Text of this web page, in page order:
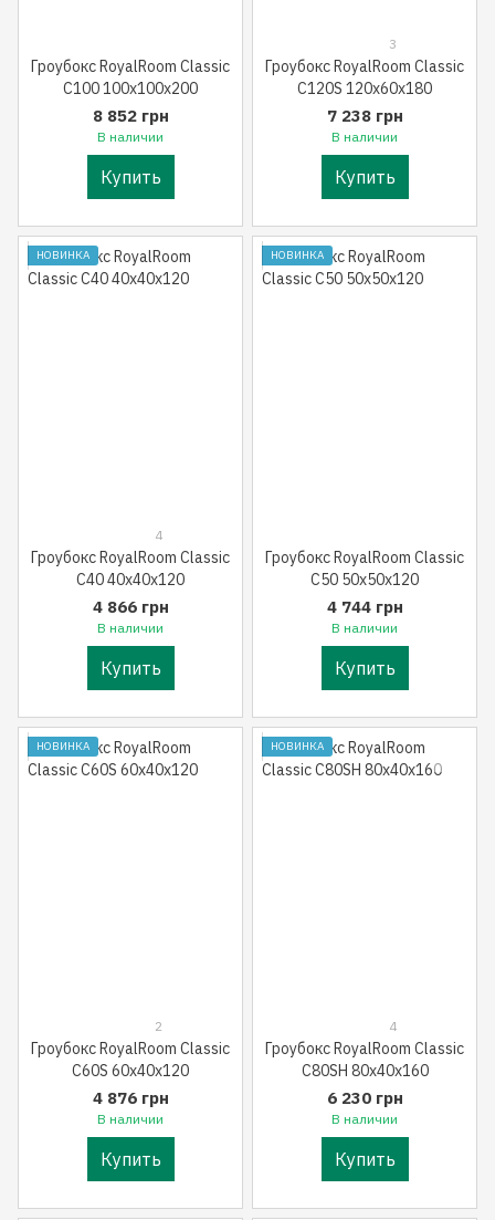
Гроубокс RoyalRoom Classic
C100 100x100x200
8 852 грн
В наличии
Купить
3
Гроубокс RoyalRoom Classic
C120S 120x60x180
7 238 грн
В наличии
Купить
НОВИНКА
4
Гроубокс RoyalRoom Classic
C40 40x40x120
4 866 грн
В наличии
Купить
НОВИНКА
Гроубокс RoyalRoom Classic
C50 50x50x120
4 744 грн
В наличии
Купить
НОВИНКА
2
Гроубокс RoyalRoom Classic
C60S 60x40x120
4 876 грн
В наличии
Купить
НОВИНКА
4
Гроубокс RoyalRoom Classic
C80SH 80x40x160
6 230 грн
В наличии
Купить